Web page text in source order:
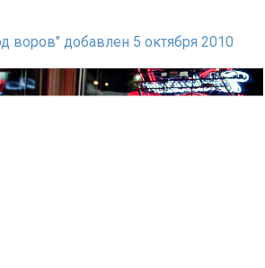
воров" добавлен 5 октября 2010